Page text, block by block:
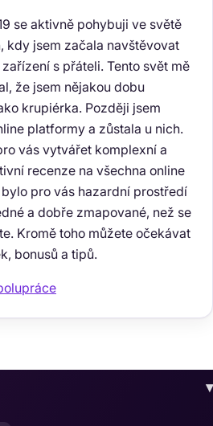
se aktivně pohybuji ve světě
kdy jsem začala navštěvovat
s přáteli. Tento svět mě
že jsem nějakou dobu
krupiérka. Později jsem
platformy a zůstala u nich.
vás vytvářet komplexní a
recenze na všechna online
pro vás hazardní prostředí
a dobře zmapované, než se
Kromě toho můžete očekávat
bonusů a tipů.
▾